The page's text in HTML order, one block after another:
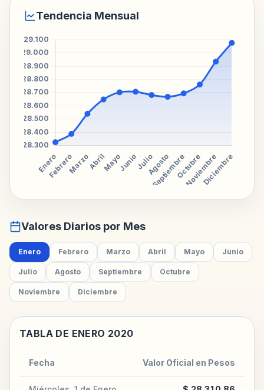
Tendencia Mensual
Valores Diarios por Mes
Enero Febrero Marzo Abril Mayo Junio
Julio Agosto Septiembre Octubre
Noviembre Diciembre
TABLA DE ENERO 2020
Fecha Valor Oficial en Pesos